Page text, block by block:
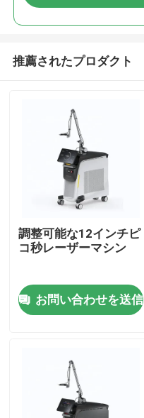
家
ビデオ
推薦されたプロダクト
調整可能な12インチピ
コ秒レーザーマシン
お問い合わせを送信